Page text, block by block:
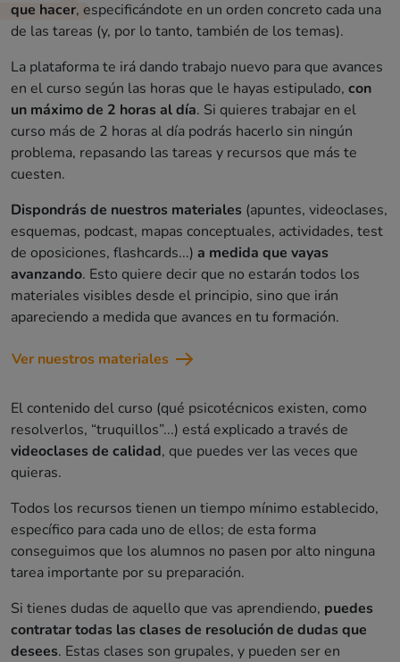
que hacer, especificándote en un orden concreto cada una
de las tareas (y, por lo tanto, también de los temas).
La plataforma te irá dando trabajo nuevo para que avances
en el curso según las horas que le hayas estipulado, con
un máximo de 2 horas al día. Si quieres trabajar en el
curso más de 2 horas al día podrás hacerlo sin ningún
problema, repasando las tareas y recursos que más te
cuesten.
Dispondrás de nuestros materiales (apuntes, videoclases,
esquemas, podcast, mapas conceptuales, actividades, test
de oposiciones, flashcards...) a medida que vayas
avanzando. Esto quiere decir que no estarán todos los
materiales visibles desde el principio, sino que irán
apareciendo a medida que avances en tu formación.
Ver nuestros materiales
El contenido del curso (qué psicotécnicos existen, como
resolverlos, “truquillos”...) está explicado a través de
videoclases de calidad, que puedes ver las veces que
quieras.
Todos los recursos tienen un tiempo mínimo establecido,
específico para cada uno de ellos; de esta forma
conseguimos que los alumnos no pasen por alto ninguna
tarea importante por su preparación.
Si tienes dudas de aquello que vas aprendiendo, puedes
contratar todas las clases de resolución de dudas que
desees. Estas clases son grupales, y pueden ser en